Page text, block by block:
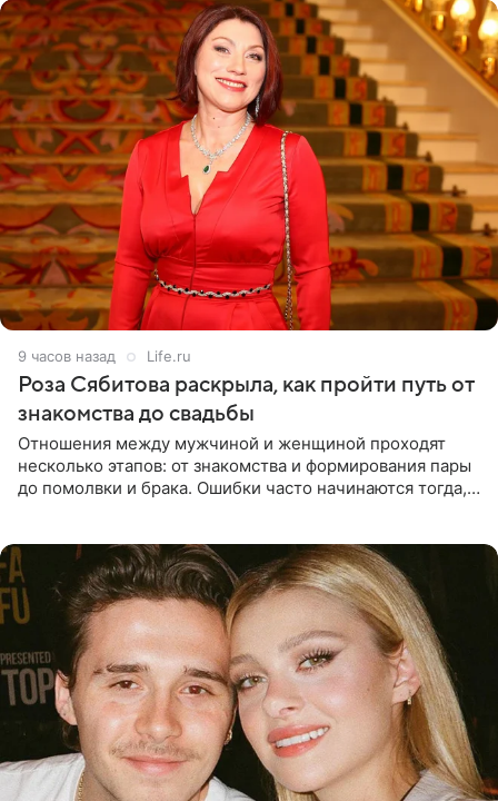
9 часов назад Life.ru
Роза Сябитова раскрыла, как пройти путь от
знакомства до свадьбы
Отношения между мужчиной и женщиной проходят
несколько этапов: от знакомства и формирования пары
до помолвки и брака. Ошибки часто начинаются тогда,